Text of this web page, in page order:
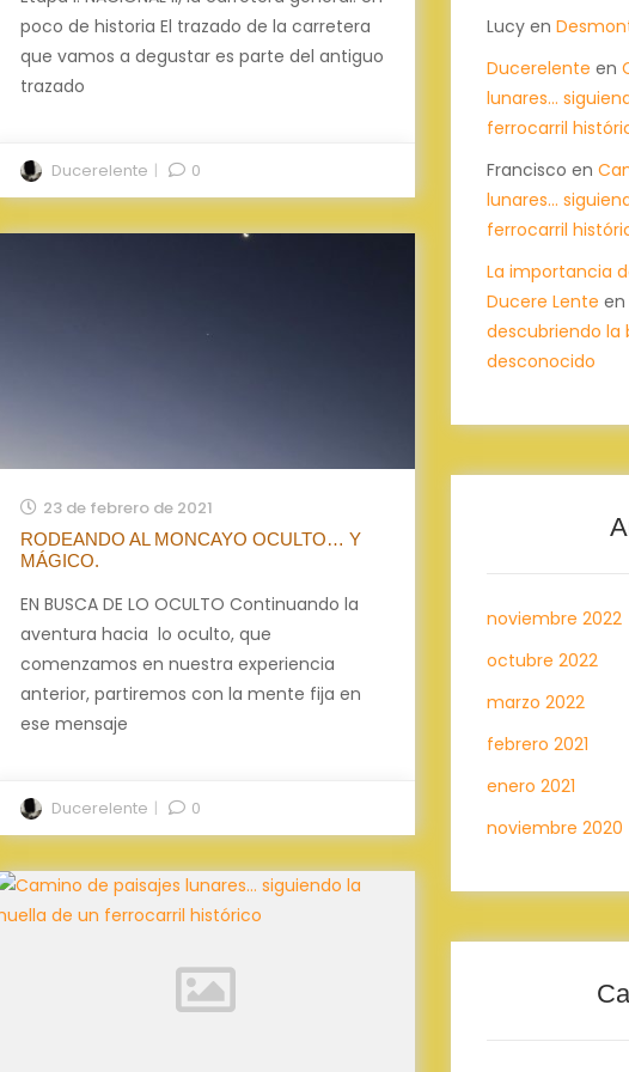
poco de historia El trazado de la carretera
que vamos a degustar es parte del antiguo
trazado
Ducerelente 0
23 de febrero de 2021
RODEANDO AL MONCAYO OCULTO… Y
MÁGICO.
EN BUSCA DE LO OCULTO Continuando la
aventura hacia lo oculto, que
comenzamos en nuestra experiencia
anterior, partiremos con la mente fija en
ese mensaje
Ducerelente 0
Lucy en
Ducerelente en
lunares…
ferrocarril
Francisco en
lunares…
ferrocarril
La importancia
Ducere Lente en
descubriendo la
desconocido
noviembre 2022
octubre 2022
marzo 2022
febrero 2021
enero 2021
noviembre 2020